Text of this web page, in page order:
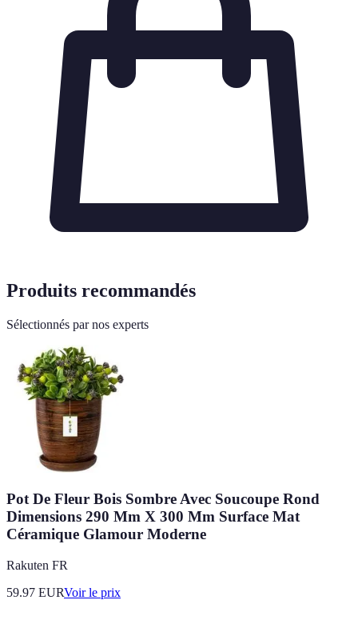
Produits recommandés
Sélectionnés par nos experts
Pot De Fleur Bois Sombre Avec Soucoupe Rond
Dimensions 290 Mm X 300 Mm Surface Mat
Céramique Glamour Moderne
Rakuten FR
59.97 EURVoir le prix